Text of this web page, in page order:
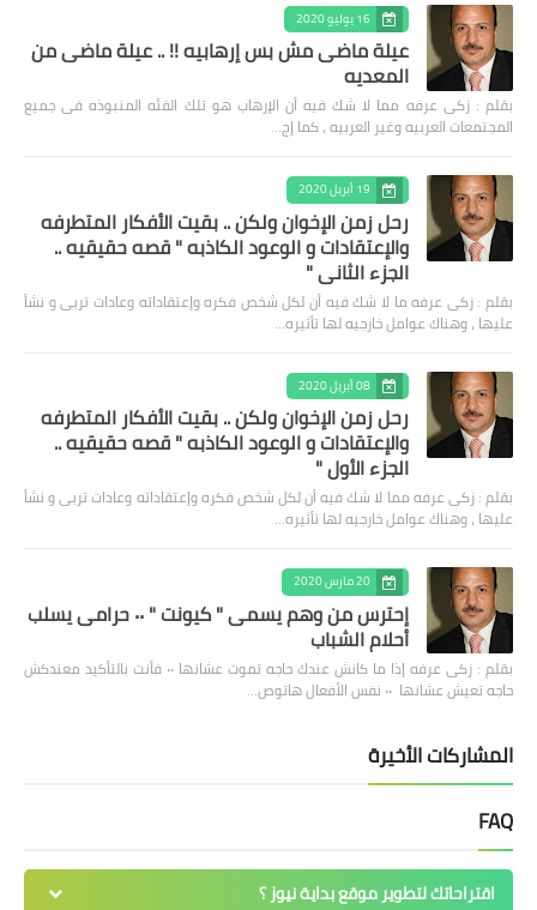
16 يوليو 2020
عيلة ماضى مش بس إرهابيه !! .. عيلة ماضى من
المعديه
بقلم : زكى عرفه مما لا شك فيه أن الإرهاب هو تلك الفئه المنبوذه فى جميع
المجتمعات العربيه وغير العربيه ، كما إج…
19 أبريل 2020
رحل زمن الإخوان ولكن .. بقيت الأفكار المتطرفه
والإعتقادات و الوعود الكاذبه " قصه حقيقيه ..
الجزء الثاني "
بقلم : زكى عرفه ‎ما لا شك فيه أن لكل شخص فكره وإعتقاداته وعادات تربى و نشأ
عليها ، وهناك عوامل خارجيه لها تأثيره…
08 أبريل 2020
رحل زمن الإخوان ولكن .. بقيت الأفكار المتطرفه
والإعتقادات و الوعود الكاذبه " قصه حقيقيه ..
الجزء الأول "
بقلم : زكى عرفه مما لا شك فيه أن لكل شخص فكره وإعتقاداته وعادات تربى و نشأ
عليها ، وهناك عوامل خارجيه لها تأثيره…
20 مارس 2020
إحترس من وهم يسمى " كيونت " ٠٠ حرامى يسلب
أحلام الشباب
بقلم : زكى عرفه ‎إذا ما كانش عندك حاجه تموت عشانها ٠٠ فأنت بالتأكيد معندكش
حاجه تعيش عشانها ٠٠ نفس الأفعال هاتوص…
المشاركات الأخيرة
FAQ
اقتراحاتك لتطوير موقع بداية نيوز ؟